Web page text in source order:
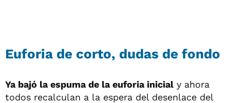
Euforia de corto, dudas de fondo
Ya bajó la espuma de la euforia inicial y ahora
todos recalculan a la espera del desenlace del